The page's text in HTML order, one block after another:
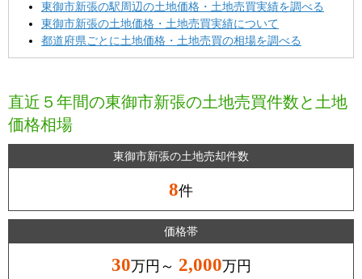
東御市新張の駅周辺の土地価格・土地売買実績を調べる
東御市新張の土地価格・土地売買実績について
都道府県ごとに土地価格・土地売買の相場を調べる
直近５年間の東御市新張の土地売買件数と土地
価格相場
東御市新張の土地売却件数
8件
価格帯
30万円～ 2,000万円